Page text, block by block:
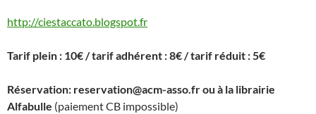
http://ciestaccato.blogspot.fr
Tarif plein : 10€ / tarif adhérent : 8€ / tarif réduit : 5€
Réservation: reservation@acm-asso.fr ou à la librairie
Alfabulle (paiement CB impossible)